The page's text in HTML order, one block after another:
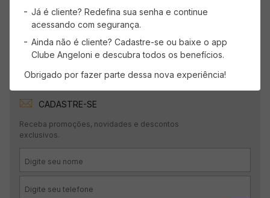
CADASTRE-SE
Receba promoções, novidades e descontos
exclusivos.
Já é cliente? Redefina sua senha e continue
acessando com segurança.
Ainda não é cliente? Cadastre-se ou baixe o app
Clube Angeloni e descubra todos os benefícios.
Obrigado por fazer parte dessa nova experiência!